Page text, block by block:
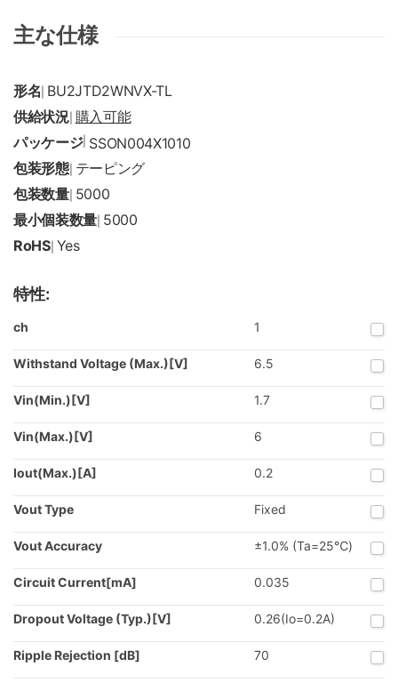
主な仕様
形名 BU2JTD2WNVX-TL
供給状況| 購入可能
パッケージ| SSON004X1010
包装形態| テーピング
包装数量| 5000
最小個装数量 5000
RoHS| Yes
特性:
ch 1
Withstand Voltage (Max.)[V] 6.5
Vin(Min.)[V] 1.7
Vin(Max.)[V] 6
Iout(Max.)[A] 0.2
Vout Type Fixed
Vout Accuracy ±1.0% (Ta=25℃)
Circuit Current[mA] 0.035
Dropout Voltage (Typ.)[V] 0.26(Io=0.2A)
Ripple Rejection [dB] 70